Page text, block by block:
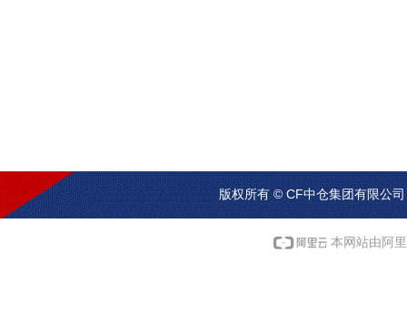
版权所有 © CF中仓集团有限公
本网站由阿